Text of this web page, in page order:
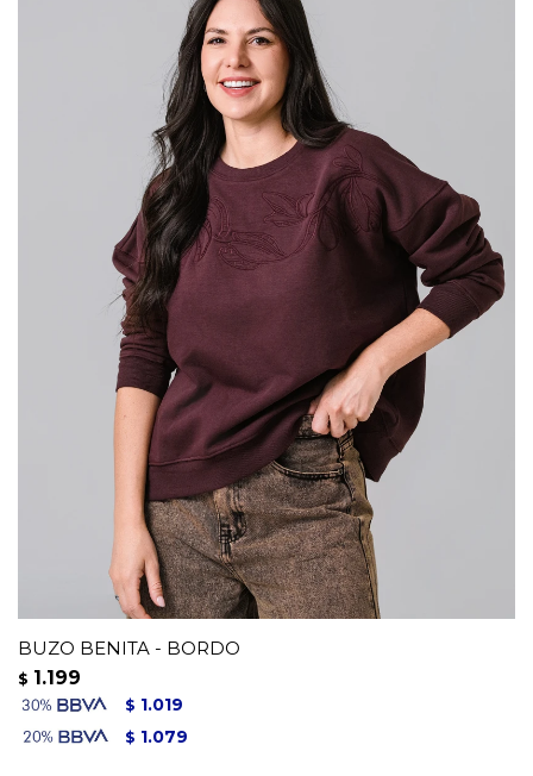
BUZO BENITA - BORDO
$ 1.199
$ 1.019
$ 1.079